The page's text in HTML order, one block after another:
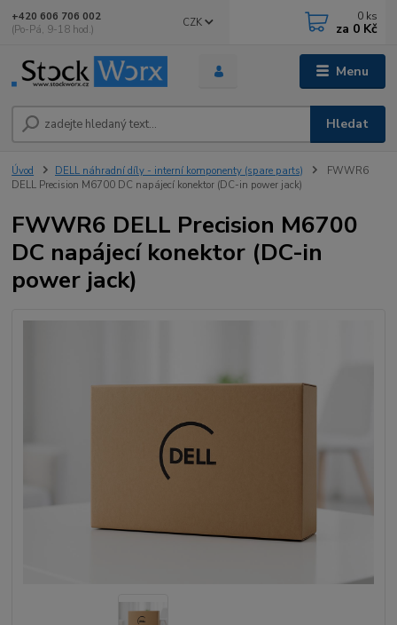
Menu
CZK
Hledat
+420 606 706 002
(Po-Pá, 9-18 hod.)
0 ks
za 0 Kč
Úvod DELL náhradní díly - interní komponenty (spare parts)
FWWR6
DELL Precision M6700 DC napájecí konektor (DC-in power jack)
FWWR6 DELL Precision M6700
DC napájecí konektor (DC-in
power jack)